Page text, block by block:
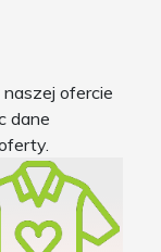
ofercie
dane